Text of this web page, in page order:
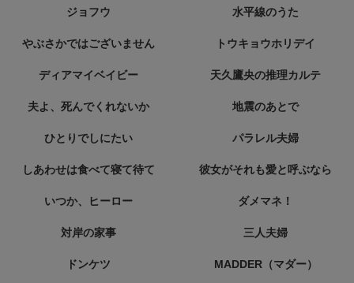
ジョフウ 水平線のうた
やぶさかではございません トウキョウホリデイ
ディアマイベイビー 天久鷹央の推理カルテ
夫よ、死んでくれないか 地震のあとで
ひとりでしにたい パラレル夫婦
しあわせは食べて寝て待て 彼女がそれも愛と呼ぶなら
いつか、ヒーロー ダメマネ！
対岸の家事 三人夫婦
ドンケツ MADDER（マダー）